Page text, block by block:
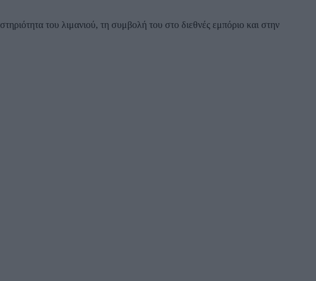
του λιμανιού, τη συμβολή του στο διεθνές εμπόριο και στην